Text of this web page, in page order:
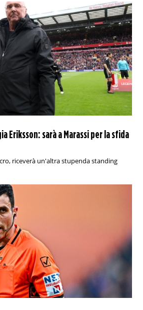
Eriksson: sarà a Marassi per la sfida
riceverà un'altra stupenda standing